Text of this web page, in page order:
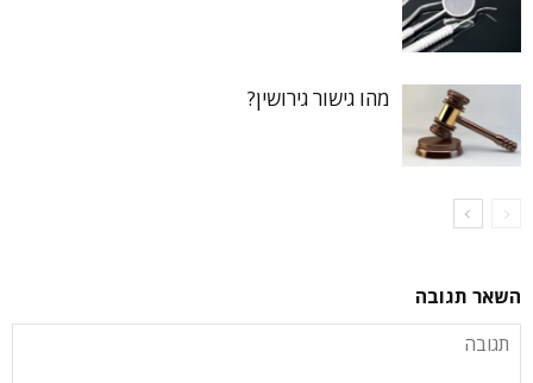
מהו גישור גירושין?
השאר תגובה